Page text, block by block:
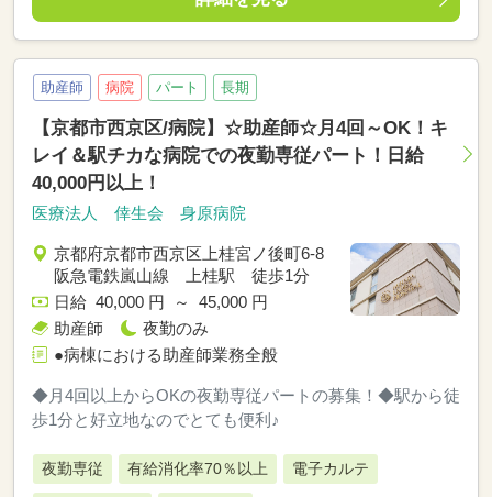
助産師 病院 パート 長期
【京都市西京区/病院】☆助産師☆月4回～OK！キ
レイ＆駅チカな病院での夜勤専従パート！日給
40,000円以上！
医療法人 倖生会 身原病院
京都府京都市西京区上桂宮ノ後町6-8
阪急電鉄嵐山線 上桂駅 徒歩1分
日給 40,000 円 ～ 45,000 円
助産師
夜勤のみ
●病棟における助産師業務全般
◆月4回以上からOKの夜勤専従パートの募集！◆駅から徒
歩1分と好立地なのでとても便利♪
夜勤専従 有給消化率70％以上 電子カルテ